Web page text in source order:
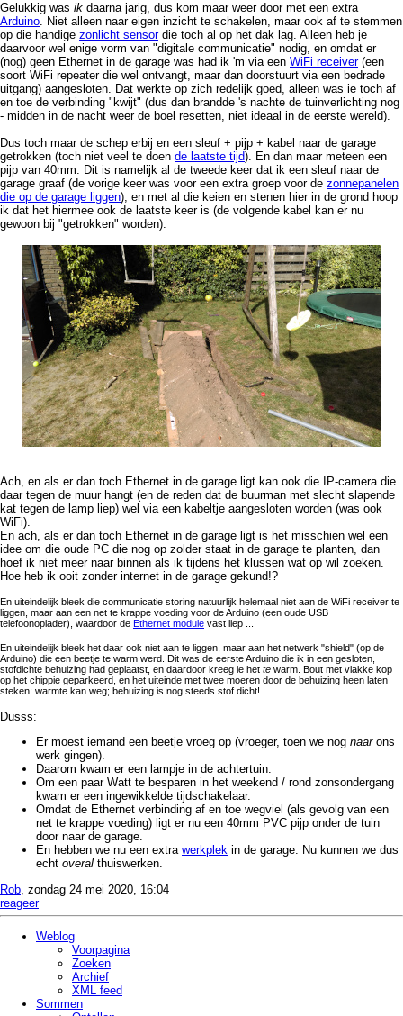
Gelukkig was ik daarna jarig, dus kom maar weer door met een extra
Arduino. Niet alleen naar eigen inzicht te schakelen, maar ook af te stemmen
op die handige zonlicht sensordie toch al op het dak lag. Alleen heb je
daarvoor wel enige vorm van "digitale communicatie" nodig, en omdat er
(nog) geen Ethernet in de garage was had ik 'm via een WiFi receiver(een
soort WiFi repeater die wel ontvangt, maar dan doorstuurt via een bedrade
uitgang) aangesloten. Dat werkte op zich redelijk goed, alleen was ie toch af
en toe de verbinding "kwijt" (dus dan brandde 's nachte de tuinverlichting nog
- midden in de nacht weer de boel resetten, niet ideaal in de eerste wereld).
Dus toch maar de schep erbij en een sleuf + pijp + kabel naar de garage
getrokken (toch niet veel te doen de laatste tijd). En dan maar meteen een
pijp van 40mm. Dit is namelijk al de tweede keer dat ik een sleuf naar de
garage graaf (de vorige keer was voor een extra groep voor de zonnepanelen
die op de garage liggen), en met al die keien en stenen hier in de grond hoop
ik dat het hiermee ook de laatste keer is (de volgende kabel kan er nu
gewoon bij "getrokken" worden).
Ach, en als er dan toch Ethernet in de garage ligt kan ook die IP-camera die
daar tegen de muur hangt (en de reden dat de buurman met slecht slapende
kat tegen de lamp liep) wel via een kabeltje aangesloten worden (was ook
WiFi).
En ach, als er dan toch Ethernet in de garage ligt is het misschien wel een
idee om die oude PC die nog op zolder staat in de garage te planten, dan
hoef ik niet meer naar binnen als ik tijdens het klussen wat op wil zoeken.
Hoe heb ik ooit zonder internet in de garage gekund!?
En uiteindelijk bleek die communicatie storing natuurlijk helemaal niet aan de WiFi receiver te
liggen, maar aan een net te krappe voeding voor de Arduino (een oude USB
telefoonoplader), waardoor de Ethernet module vast liep ...
En uiteindelijk bleek het daar ook niet aan te liggen, maar aan het netwerk "shield" (op de
Arduino) die een beetje te warm werd. Dit was de eerste Arduino die ik in een gesloten,
stofdichte behuizing had geplaatst, en daardoor kreeg ie het te warm. Bout met vlakke kop
op het chippie geparkeerd, en het uiteinde met twee moeren door de behuizing heen laten
steken: warmte kan weg; behuizing is nog steeds stof dicht!
Dusss:
Er moest iemand een beetje vroeg op (vroeger, toen we nog naarons
werk gingen).
Daarom kwam er een lampje in de achtertuin.
Om een paar Watt te besparen in het weekend / rond zonsondergang
kwam er een ingewikkelde tijdschakelaar.
Omdat de Ethernet verbinding af en toe wegviel (als gevolg van een
net te krappe voeding) ligt er nu een 40mm PVC pijp onder de tuin
door naar de garage.
En hebben we nu een extra werkplek in de garage. Nu kunnen we dus
echt overal thuiswerken.
Rob , zondag 24 mei 2020, 16:04
reageer
Weblog
Voorpagina
Zoeken
Archief
XML feed
Sommen